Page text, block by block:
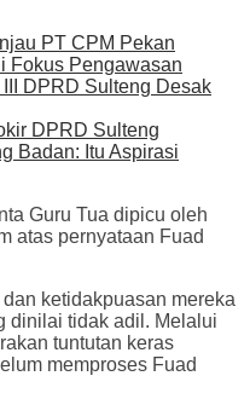
PT CPM Pekan
Fokus Pengawasan
DPRD Sulteng Desak
DPRD Sulteng
Badan: Itu Aspirasi
Guru Tua dipicu oleh
atas pernyataan Fuad
ketidakpuasan mereka
dinilai tidak adil. Melalui
tuntutan keras
memproses Fuad